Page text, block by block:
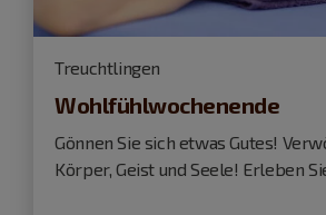
Treuchtlingen
Wohlfühlwochenende
Gönnen Sie sich etwas Gutes!
Körper, Geist und Seele! Erleben